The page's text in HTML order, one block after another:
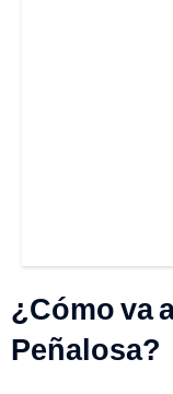
¿Cómo va
Peñalosa?